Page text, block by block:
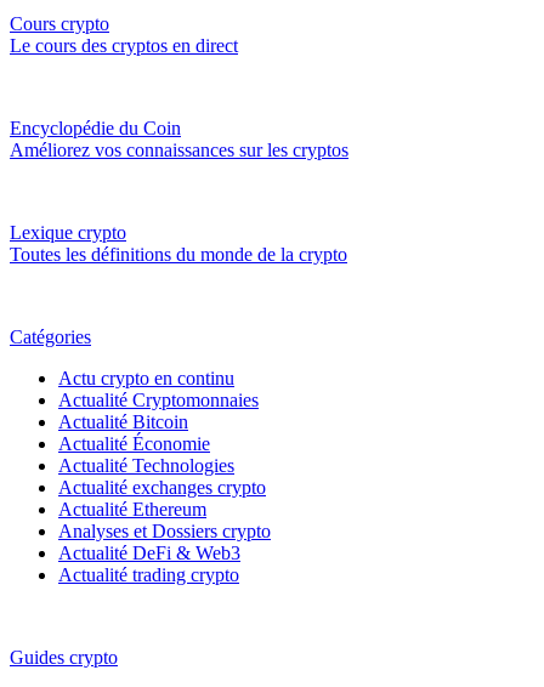
Cours crypto
Le cours des cryptos en direct
Encyclopédie du Coin
Améliorez vos connaissances sur les cryptos
Lexique crypto
Toutes les définitions du monde de la crypto
Catégories
Actu crypto en continu
Actualité Cryptomonnaies
Actualité Bitcoin
Actualité Économie
Actualité Technologies
Actualité exchanges crypto
Actualité Ethereum
Analyses et Dossiers crypto
Actualité DeFi & Web3
Actualité trading crypto
Guides crypto